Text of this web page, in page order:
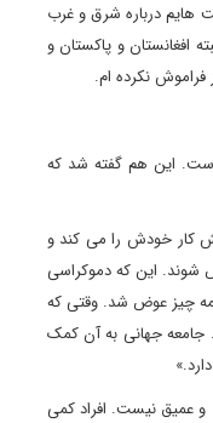
هایم درباره شرق و غرب
افغانستان و پاکستان و
فراموش نکرده ام.
است. این هم گفته شد که
کار خودش را می کند و
شوند. این که دموکراسی
همه چیز عوض شد. وقتی که
جهانی به آن کمک
و عمیق نیست. افراد کمی